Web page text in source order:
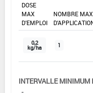
DOSE
MAX
D'EMPLOI
NOMBRE MAX
0,2
kg/ha 1
INTERVALLE MINIMUM